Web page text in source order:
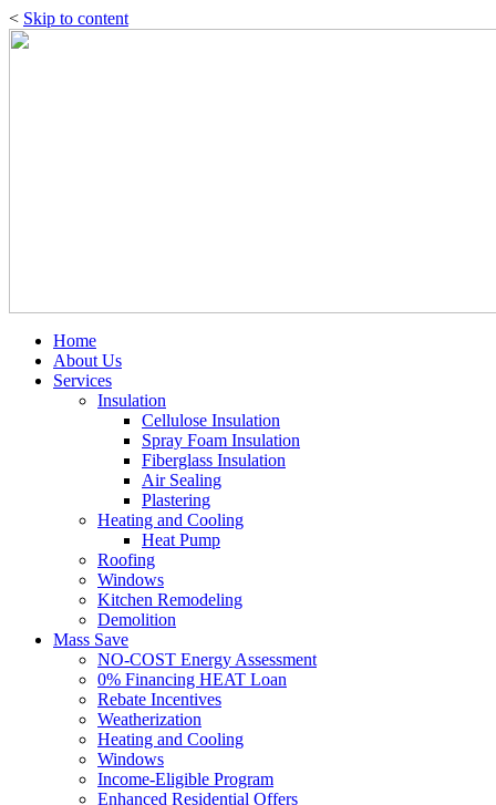
< Skip to content
Home
About Us
Services
Insulation
Cellulose Insulation
Spray Foam Insulation
Fiberglass Insulation
Air Sealing
Plastering
Heating and Cooling
Heat Pump
Roofing
Windows
Kitchen Remodeling
Demolition
Mass Save
NO-COST Energy Assessment
0% Financing HEAT Loan
Rebate Incentives
Weatherization
Heating and Cooling
Windows
Income-Eligible Program
Enhanced Residential Offers